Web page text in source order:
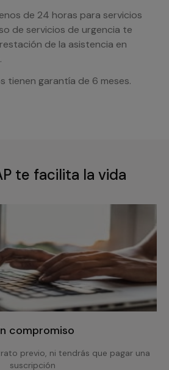
de 24 horas para servicios
de servicios de urgencia te
de la asistencia en
tienen garantía de 6 meses.
te facilita la vida
compromiso
previo, ni tendrás que pagar una
suscripción